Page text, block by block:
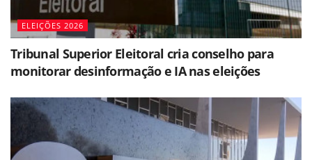
ELEIÇÕES 2026
Tribunal Superior Eleitoral cria conselho para
monitorar desinformação e IA nas eleições